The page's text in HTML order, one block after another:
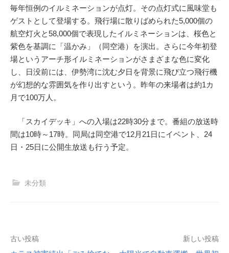
毎年恒例のイルミネーションが点灯。その点灯式に風味堂も
ゲストとして登場する。飛行場に散りばめられた5,000個の
航空灯火と58,000個で表現したイルミネーションは、桜色と
紫色を基調に「温かみ」（同空港）を演出。さらに今年初登
場というアーチ形イルミネーションがさまざまな色に変化
し、日没前には、伊勢湾に沈む夕日を背景に飛び立つ飛行機
が幻想的な雰囲気を作り出すという。昨年の来場者は約1カ
月で100万人。
「スカイデッキ」への入場は22時30分まで。番組の放送時
間は10時～17時。同局は同空港で12月21日にイベント、24
日・25日に公開生放送も行う予定。
未分類
投
古い投稿 新しい投稿